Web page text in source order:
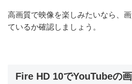
高画質で映像を楽しみたいなら、
ているか確認しましょう。
Fire HD 10でYouTubeの